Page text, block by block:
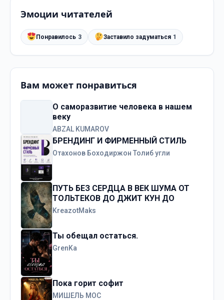
Эмоции читателей
Понравилось 3 Заставило задуматься 1
Вам может понравиться
О саморазвитие человека в нашем
веку
ABZAL KUMAROV
БРЕНДИНГ И ФИРМЕННЫЙ СТИЛЬ
Отахонов Боходиржон Толиб угли
ПУТЬ БЕЗ СЕРДЦА В ВЕК ШУМА ОТ
ТОЛЬТЕКОВ ДО ДЖИТ КУН ДО
KreazotMaks
Ты обещал остаться.
GrenKa
Пока горит софит
МИШЕЛЬ МОС